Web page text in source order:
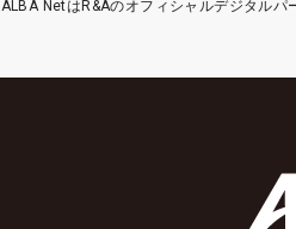
ALBA NetはR&Aのオフィシャルデジタルパ